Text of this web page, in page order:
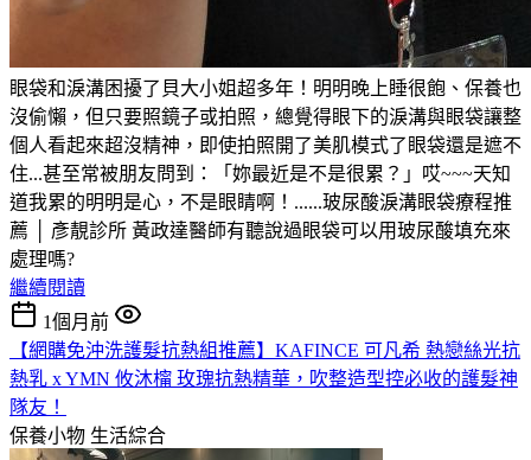
眼袋和淚溝困擾了貝大小姐超多年！明明晚上睡很飽、保養也
沒偷懶，但只要照鏡子或拍照，總覺得眼下的淚溝與眼袋讓整
個人看起來超沒精神，即使拍照開了美肌模式了眼袋還是遮不
住...甚至常被朋友問到：「妳最近是不是很累？」哎~~~天知
道我累的明明是心，不是眼睛啊！......玻尿酸淚溝眼袋療程推
薦 │ 彥靚診所 黃政達醫師有聽說過眼袋可以用玻尿酸填充來
處理嗎?
繼續閱讀
1個月前
【網購免沖洗護髮抗熱組推薦】KAFINCE 可凡希 熱戀絲光抗
熱乳 x YMN 攸沐橣 玫瑰抗熱精華，吹整造型控必收的護髮神
隊友！
保養小物 生活綜合